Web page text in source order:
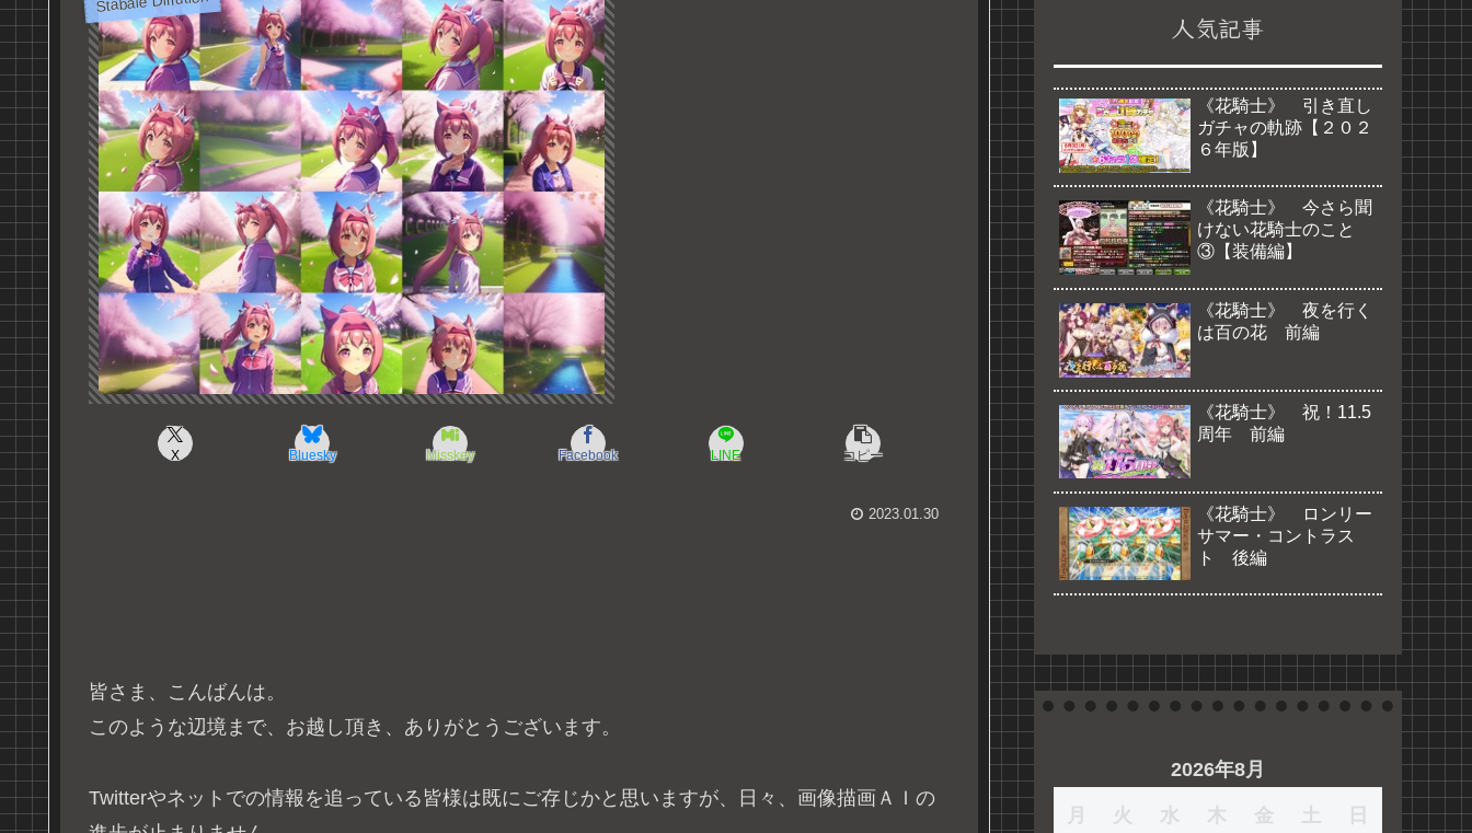
X Bluesky Misskey Facebook LINE コピー
2023.01.30
皆さま、こんばんは。
このような辺境まで、お越し頂き、ありがとうございます。
Twitterやネットでの情報を追っている皆様は既にご存じかと思いますが、日々、画像描画ＡＩの
人気記事
《花騎士》 引き直し
ガチャの軌跡【２０２
６年版】
《花騎士》 今さら聞
けない花騎士のこと
③【装備編】
《花騎士》 夜を行く
は百の花 前編
《花騎士》 祝！11.5
周年 前編
《花騎士》 ロンリー
サマー・コントラス
ト 後編
2026年8月
月 火 水 木 金 土 日